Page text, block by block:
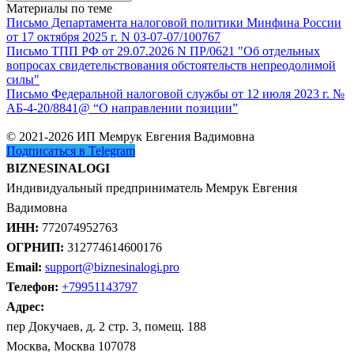
Материалы по теме
Письмо Департамента налоговой политики Минфина России
от 17 октября 2025 г. N 03-07-07/100767
Письмо ТПП РФ от 29.07.2026 N ПР/0621 "Об отдельных
вопросах свидетельствования обстоятельств непреодолимой
силы"
Письмо Федеральной налоговой службы от 12 июля 2023 г. №
АБ-4-20/8841@ “О направлении позиции”
© 2021-2026 ИП Мемрук Евгения Вадимовна
Подписаться в Telegram
BIZNESINALOGI
Индивидуальный предприниматель Мемрук Евгения
Вадимовна
ИНН: 772074952763
ОГРНИП: 312774614600176
Email: support@biznesinalogi.pro
Телефон: +79951143797
Адрес:
пер Докучаев, д. 2 стр. 3, помещ. 188
Москва, Москва 107078